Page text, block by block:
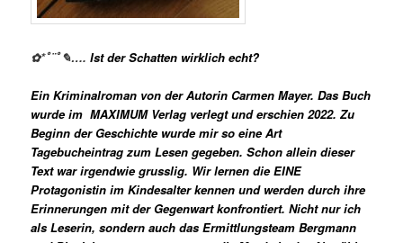
✿*ﾟ¨ﾟ✎…. Ist der Schatten wirklich echt?
Ein Kriminalroman von der Autorin Carmen Mayer. Das Buch
wurde im ‎MAXIMUM Verlag verlegtund erschien 2022. Zu
Beginn der Geschichte wurde mir so eine Art
Tagebucheintrag zum Lesen gegeben. Schon allein dieser
Text war irgendwie grusslig. Wir lernen die EINE
Protagonistin im Kindesalter kennen und werden durch ihre
Erinnerungen mit der Gegenwart konfrontiert. Nicht nur ich
als Leserin, sondern auch das Ermittlungsteam Bergmann